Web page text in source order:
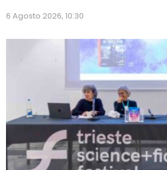
6 Agosto 2026, 10:30